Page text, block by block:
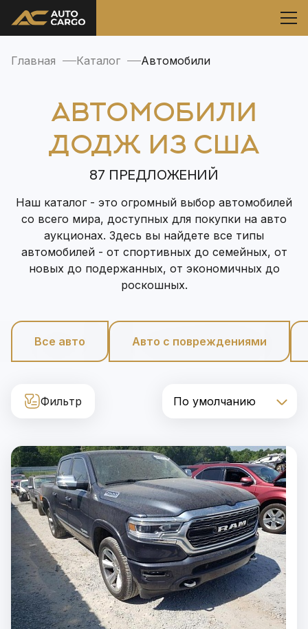
Главная Каталог Автомобили
АВТОМОБИЛИ
ДОДЖ ИЗ США
87 ПРЕДЛОЖЕНИЙ
Наш каталог - это огромный выбор автомобилей
со всего мира, доступных для покупки на авто
аукционах. Здесь вы найдете все типы
автомобилей - от спортивных до семейных, от
новых до подержанных, от экономичных до
роскошных.
Все авто Авто с повреждениями
Фильтр